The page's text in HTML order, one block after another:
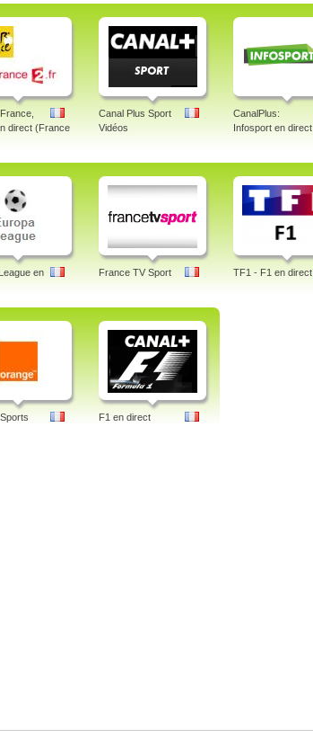
direct (France
Canal Plus Sport
Vidéos
CanalPlus:
Infosport en direct
en
France TV Sport TF1 - F1 en direct
F1 en direct